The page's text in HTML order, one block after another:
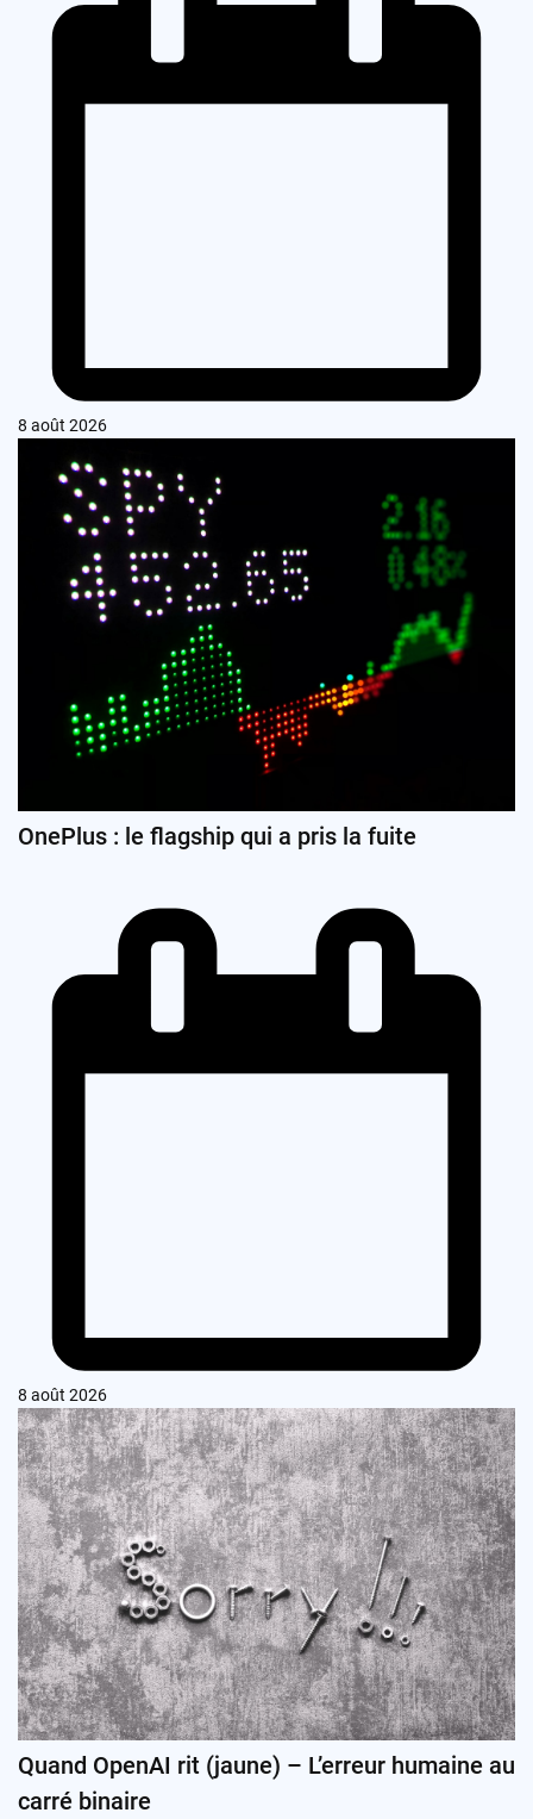
8 août 2026
OnePlus : le flagship qui a pris la fuite
8 août 2026
Quand OpenAI rit (jaune) – L’erreur humaine au
carré binaire